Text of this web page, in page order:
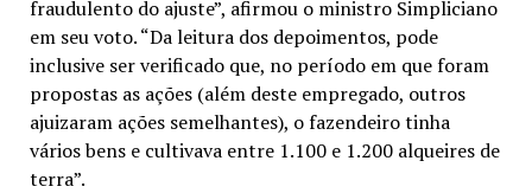
fraudulento do ajuste”, afirmou o ministro Simpliciano
em seu voto. “Da leitura dos depoimentos, pode
inclusive ser verificado que, no período em que foram
propostas as ações (além deste empregado, outros
ajuizaram ações semelhantes), o fazendeiro tinha
vários bens e cultivava entre 1.100 e 1.200 alqueires de
terra”.